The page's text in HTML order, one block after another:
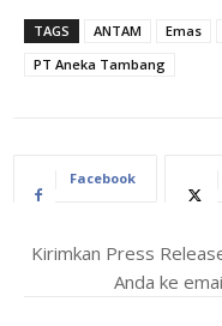
TAGS ANTAM Emas
PT Aneka Tambang
Facebook
Kirimkan Press
Anda ke